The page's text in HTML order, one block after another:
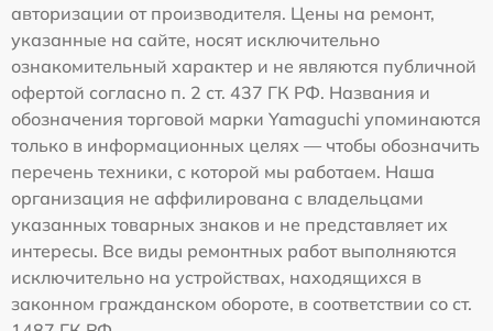
авторизации от производителя. Цены на ремонт,
указанные на сайте, носят исключительно
ознакомительный характер и не являются публичной
офертой согласно п. 2 ст. 437 ГК РФ. Названия и
обозначения торговой марки Yamaguchi упоминаются
только в информационных целях — чтобы обозначить
перечень техники, с которой мы работаем. Наша
организация не аффилирована с владельцами
указанных товарных знаков и не представляет их
интересы. Все виды ремонтных работ выполняются
исключительно на устройствах, находящихся в
законном гражданском обороте, в соответствии со ст.